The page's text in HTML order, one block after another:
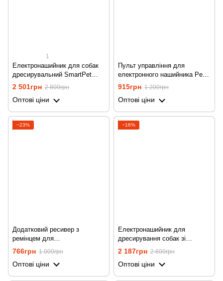
1
Електронашийник для собак
дресирувальний SmartPet
DTC-800-2, водостійкий, з 2
нашийниками
2 501грн 2 800грн
Оптові ціни
Пульт управління для
електронного нашийника Pet
DTC-800, на 433 мГц
915грн 1 200грн
Оптові ціни
−23%
Додатковий ресивер з
ремінцем для
електронашийника Pet DTC-
800 на 433 мГц,
766грн 1 000грн
Оптові ціни
−16%
Електронашийник для
дресирування собак зі
струмом, вібрацією та звуком
iPets PET619-1,
Помаранчевий
2 187грн 2 600грн
Оптові ціни